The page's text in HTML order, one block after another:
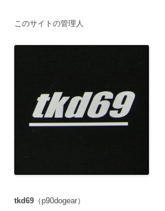
このサイトの管理人
tkd69 （p90dogear）